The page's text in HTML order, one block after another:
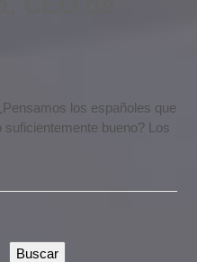
los españoles que
bueno? Los
Buscar